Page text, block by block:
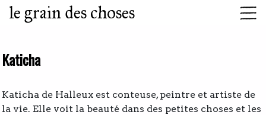
le grain des choses
Katicha
Katicha de Halleux est conteuse, peintre et artiste de
la vie. Elle voit la beauté dans des petites choses et les